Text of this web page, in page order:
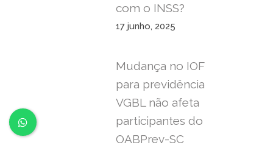
com o INSS?
17 junho, 2025
Mudança no IOF
para previdência
VGBL não afeta
participantes do
OABPrev-SC